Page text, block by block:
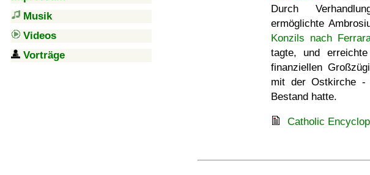
Musik
Videos
Vorträge
Durch
ermöglichte
Konzils nach
tagte, und
finanziellen
mit der Ostkirche -
Bestand hatte.
Catholic